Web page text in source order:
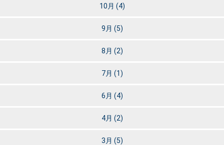
10月 (4)
9月 (5)
8月 (2)
7月 (1)
6月 (4)
4月 (2)
3月 (5)